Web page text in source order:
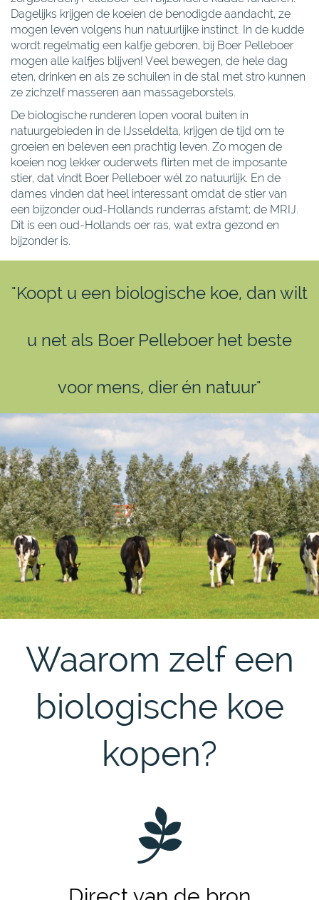
Dagelijks krijgen de koeien de benodigde aandacht, ze
mogen leven volgens hun natuurlijke instinct. In de kudde
wordt regelmatig een kalfje geboren, bij Boer Pelleboer
mogen alle kalfjes blijven! Veel bewegen, de hele dag
eten, drinken en als ze schuilen in de stal met stro kunnen
ze zichzelf masseren aan massageborstels.
De biologische runderen lopen vooral buiten in
natuurgebieden in de IJsseldelta, krijgen de tijd om te
groeien en beleven een prachtig leven. Zo mogen de
koeien nog lekker ouderwets flirten met de imposante
stier, dat vindt Boer Pelleboer wél zo natuurlijk. En de
dames vinden dat heel interessant omdat de stier van
een bijzonder oud-Hollands runderras afstamt; de MRIJ.
Dit is een oud-Hollands oer ras, wat extra gezond en
bijzonder is.
"Koopt u een biologische koe, dan wilt
u net als Boer Pelleboer het beste
voor mens, dier én natuur"
Waarom zelf een
biologische koe
kopen?